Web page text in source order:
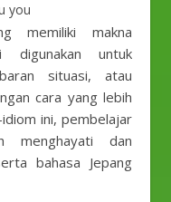
you
memiliki makna
untuk
situasi, atau
cara yang lebih
ini, pembelajar
menghayati dan
bahasa Jepang